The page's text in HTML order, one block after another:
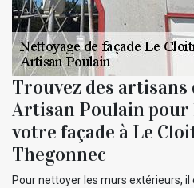
Trouvez des
Artisan Poulain pour
votre façade à Le
Thegonnec
Pour nettoyer les murs extérieurs,